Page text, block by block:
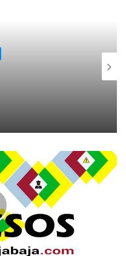
tertulias y desde
soso, anodino… hasta el
contraria y nos
butacas, frías, sucias
para limpiarlas). Iñaki
base del poste lo evitó.
turno a Marcos André,